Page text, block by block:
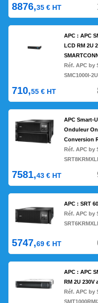
8876,35 € HT
APC : APC
LCD RM 2U
Réf. APC by
SMC1000I-
710,55 € HT
APC Smart-
Onduleur
Conversion
Réf. APC by
SRT8KRMXLI
7581,43 € HT
APC : SRT
Réf. APC by
SRT6KRMXLI
5747,69 € HT
APC : APC
RM 2U 230V
Réf. APC by